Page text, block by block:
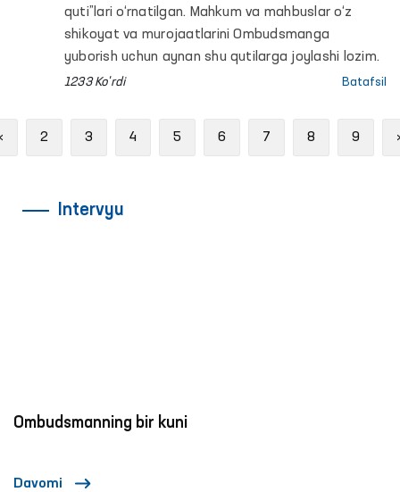
quti”lari o‘rnatilgan. Mahkum va mahbuslar o‘z
shikoyat va murojaatlarini Ombudsmanga
yuborish uchun aynan shu qutilarga joylashi lozim.
1233 Ko'rdi Batafsil
Previous
2 3 4 5 6 7 8 9
Intervyu
Ombudsmanning bir kuni
Davomi